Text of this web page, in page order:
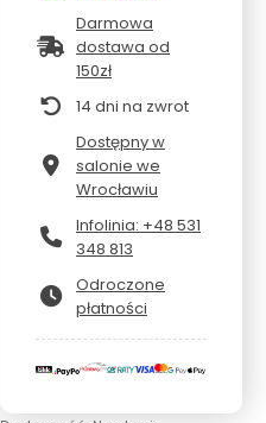
Darmowa
dostawa od
150zł
14 dni na zwrot
Dostępny w
salonie we
Wrocławiu
Infolinia: +48 531
348 813
Odroczone
płatności